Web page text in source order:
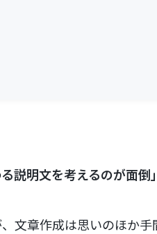
る説明文を考えるのが面
文章作成は思いのほか手